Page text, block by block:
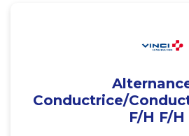
Conductrice/
F/H F/H